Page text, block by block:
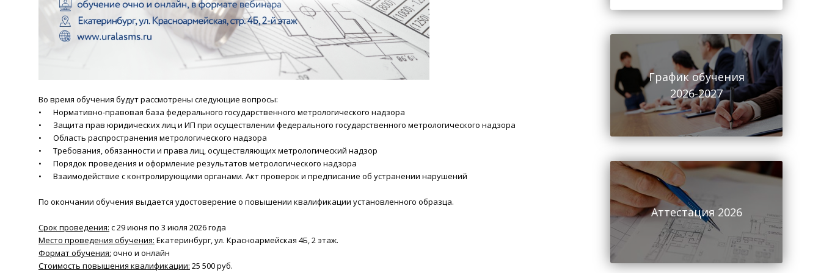
Во время обучения будут рассмотрены следующие вопросы:
•
Нормативно-правовая база федерального государственного метрологического надзора
•
Защита прав юридических лиц и ИП при осуществлении федерального государственного метрологического надзора
•
Область распространения метрологического надзора
•
Требования, обязанности и права лиц, осуществляющих метрологический надзор
•
Порядок проведения и оформление результатов метрологического надзора
•
Взаимодействие с контролирующими органами. Акт проверок и предписание об устранении нарушений
По окончании обучения выдается удостоверение о повышении квалификации установленного образца.
Срок проведения: с 29 июня по 3 июля 2026 года
Место проведения обучения: Екатеринбург, ул. Красноармейская 4Б, 2 этаж.
Формат обучения: очно и онлайн
Стоимость повышения квалификации: 25 500 руб.
График обучения
2026-2027
Аттестация 2026